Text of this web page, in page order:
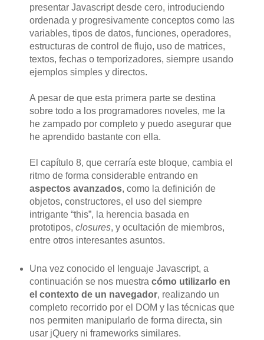
presentar Javascript desde cero, introduciendo
ordenada y progresivamente conceptos como las
variables, tipos de datos, funciones, operadores,
estructuras de control de flujo, uso de matrices,
textos, fechas o temporizadores, siempre usando
ejemplos simples y directos.
A pesar de que esta primera parte se destina
sobre todo a los programadores noveles, me la
he zampado por completo y puedo asegurar que
he aprendido bastante con ella.
El capítulo 8, que cerraría este bloque, cambia el
ritmo de forma considerable entrando en
aspectos avanzados, como la definición de
objetos, constructores, el uso del siempre
intrigante “this”, la herencia basada en
prototipos, closures, y ocultación de miembros,
entre otros interesantes asuntos.
Una vez conocido el lenguaje Javascript, a
continuación se nos muestra cómo utilizarlo en
el contexto de un navegador, realizando un
completo recorrido por el DOM y las técnicas que
nos permiten manipularlo de forma directa, sin
usar jQuery ni frameworks similares.